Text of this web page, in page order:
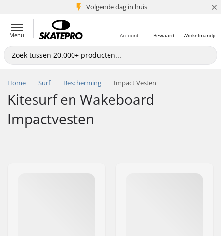
Volgende dag in huis
5+ mln. klanten ×
Menu Winkelmandje
Bewaard
Account
Home Surf Bescherming Impact Vesten
Kitesurf en Wakeboard
Impactvesten